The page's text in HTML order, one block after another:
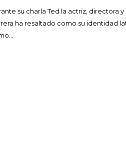
su charla Ted la actriz, directora
ha resaltado como su identidad